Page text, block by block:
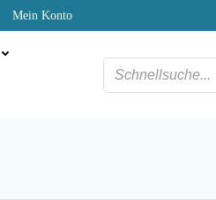
Mein Konto